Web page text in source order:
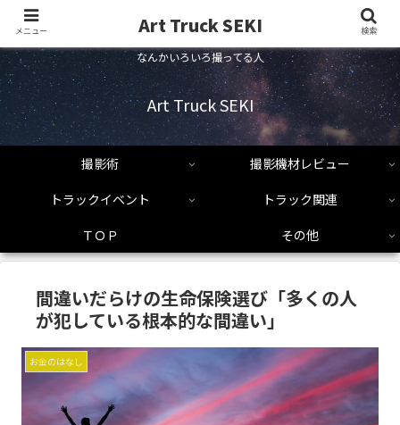
なんかいろいろ撮ってる人
Art Truck SEKI
撮影術
撮影機材レビュー
トラックイベント
トラック関連
ＴＯＰ
その他
間違いだらけの生命保険選び「多くの人
が犯している根本的な間違い」
お金のはなし
メニュー Art Truck SEKI 検索